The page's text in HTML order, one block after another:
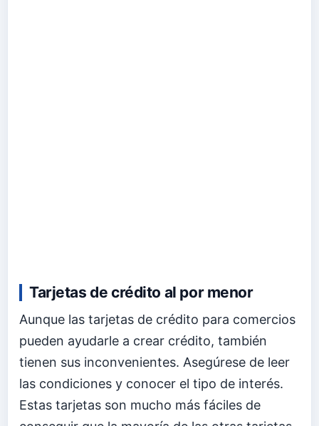
Tarjetas de crédito al por menor
Aunque las tarjetas de crédito para comercios
pueden ayudarle a crear crédito, también
tienen sus inconvenientes. Asegúrese de leer
las condiciones y conocer el tipo de interés.
Estas tarjetas son mucho más fáciles de